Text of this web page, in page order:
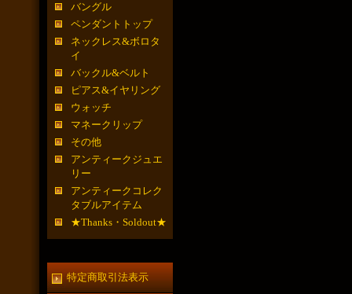
バングル
ペンダントトップ
ネックレス&ボロタ
イ
バックル&ベルト
ピアス&イヤリング
ウォッチ
マネークリップ
その他
アンティークジュエ
リー
アンティークコレク
タブルアイテム
★Thanks・Soldout★
特定商取引法表示